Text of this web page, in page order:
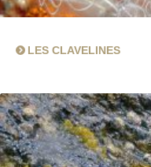
LES CLAVELINES